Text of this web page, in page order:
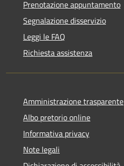
Prenotazione appuntamento
Segnalazione disservizio
Leggi le FAQ
Richiesta assistenza
Amministrazione trasparente
Albo pretorio online
Informativa privacy
Note legali